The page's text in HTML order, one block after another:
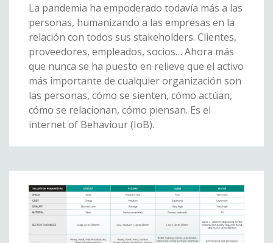
La pandemia ha empoderado todavía más a las
personas, humanizando a las empresas en la
relación con todos sus stakeholders. Clientes,
proveedores, empleados, socios… Ahora más
que nunca se ha puesto en relieve que el activo
más importante de cualquier organización son
las personas, cómo se sienten, cómo actúan,
cómo se relacionan, cómo piensan. Es el
internet of Behaviour (IoB).